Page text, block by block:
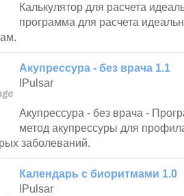
Калькулятор для расчета
программа для расчета
Акупрессура - без врача 1.1
IPulsar
Акупрессура - без врача -
метод акупрессуры для
заболеваний.
Календарь с биоритмами 1.0
IPulsar